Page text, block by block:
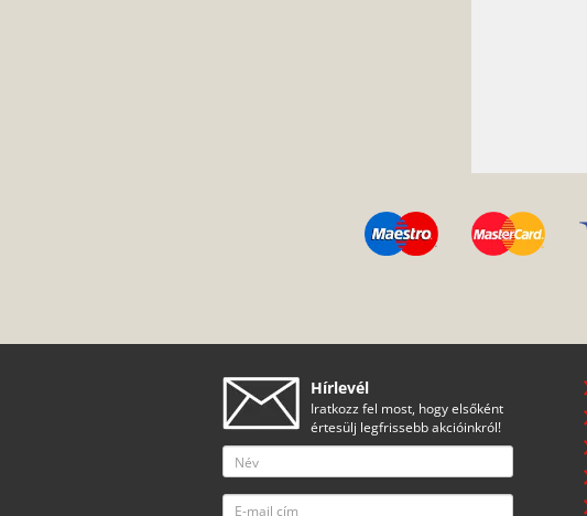
Hírlevél
Iratkozz fel most, hogy elsőként
értesülj legfrissebb akcióinkról!